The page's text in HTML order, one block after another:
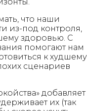
что наши
из-под контроля,
здоровью. С
помогают нам
к худшему
сценариев
добавляет
их (так